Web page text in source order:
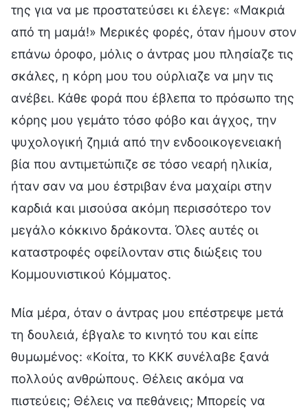
της για να με προστατεύσει κι έλεγε: «Μακριά
από τη μαμά!» Μερικές φορές, όταν ήμουν στον
επάνω όροφο, μόλις ο άντρας μου πλησίαζε τις
σκάλες, η κόρη μου του ούρλιαζε να μην τις
ανέβει. Κάθε φορά που έβλεπα το πρόσωπο της
κόρης μου γεμάτο τόσο φόβο και άγχος, την
ψυχολογική ζημιά από την ενδοοικογενειακή
βία που αντιμετώπιζε σε τόσο νεαρή ηλικία,
ήταν σαν να μου έστριβαν ένα μαχαίρι στην
καρδιά και μισούσα ακόμη περισσότερο τον
μεγάλο κόκκινο δράκοντα. Όλες αυτές οι
καταστροφές οφείλονταν στις διώξεις του
Κομμουνιστικού Κόμματος.
Μία μέρα, όταν ο άντρας μου επέστρεψε μετά
τη δουλειά, έβγαλε το κινητό του και είπε
θυμωμένος: «Κοίτα, το ΚΚΚ συνέλαβε ξανά
πολλούς ανθρώπους. Θέλεις ακόμα να
πιστεύεις; Θέλεις να πεθάνεις; Μπορείς να